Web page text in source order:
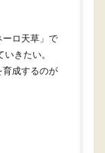
ロ天草」で
きたい。
育成するのが